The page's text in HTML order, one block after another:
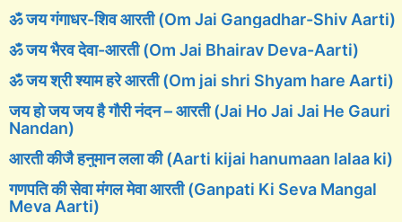
ॐ जय गंगाधर-शिव आरती (Om Jai Gangadhar-Shiv Aarti)
ॐ जय भैरव देवा-आरती (Om Jai Bhairav Deva-Aarti)
ॐ जय श्री श्याम हरे आरती (Om jai shri Shyam hare Aarti)
जय हो जय जय है गौरी नंदन – आरती (Jai Ho Jai Jai He Gauri
Nandan)
आरती कीजै हनुमान लला की (Aarti kijai hanumaan lalaa ki)
गणपति की सेवा मंगल मेवा आरती (Ganpati Ki Seva Mangal
Meva Aarti)